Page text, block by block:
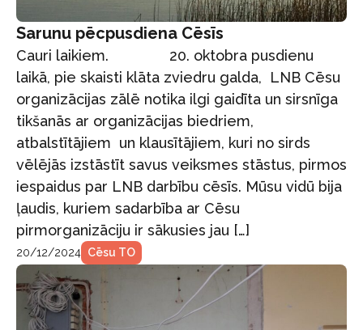
Sarunu pēcpusdiena Cēsīs
Cauri laikiem. 20. oktobra pusdienu
laikā, pie skaisti klāta zviedru galda, LNB Cēsu
organizācijas zālē notika ilgi gaidīta un sirsnīga
tikšanās ar organizācijas biedriem,
atbalstītājiem un klausītājiem, kuri no sirds
vēlējās izstāstīt savus veiksmes stāstus, pirmos
iespaidus par LNB darbību cēsīs. Mūsu vidū bija
ļaudis, kuriem sadarbība ar Cēsu
pirmorganizāciju ir sākusies jau […]
20/12/2024 Cēsu TO